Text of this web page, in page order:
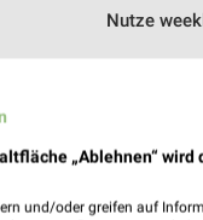
Nutze
„Ablehnen“
und/oder greifen auf